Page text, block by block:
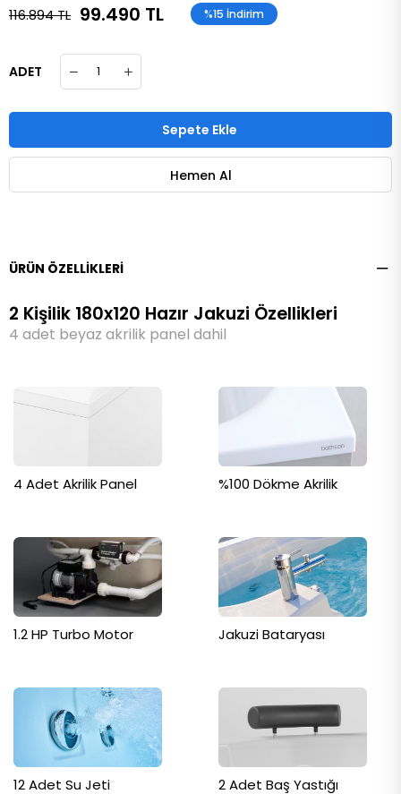
116.894 TL 99.490 TL %15 İndirim
ADET
ÜRÜN ÖZELLIKLERI
2 Kişilik 180x120 Hazır Jakuzi Özellikleri
4 adet beyaz akrilik panel dahil
4 Adet Akrilik Panel %100 Dökme Akrilik
1.2 HP Turbo Motor Jakuzi Bataryası
12 Adet Su Jeti 2 Adet Baş Yastığı